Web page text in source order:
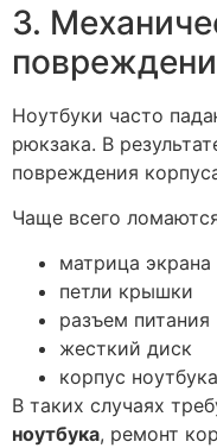
3.
Ноутбуки часто
рюкзака. В
повреждения
Чаще всего
матрица экрана
петли крышки
разъем питания
жесткий диск
корпус ноутбука
В таких случаях
ноутбука, ремонт